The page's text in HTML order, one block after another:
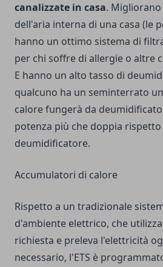
canalizzate in casa.
dell'aria interna di una casa (le
hanno un ottimo sistema di
per chi soffre di allergie o altre
E hanno un alto tasso di
qualcuno ha un seminterrato
calore fungerà da
potenza più che doppia
deumidificatore.
Accumulatori di calore
Rispetto a un tradizionale
d'ambiente elettrico, che
richiesta e preleva l'elettricità
necessario, l'ETS è